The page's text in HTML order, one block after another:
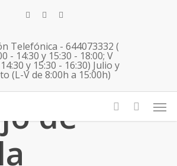
twitterfacebookinstagram
Telefónica - 644073332 (
- 14:30 y 15:30 - 18:00; V
y 15:30 - 16:30) Julio y
(L-V de 8:00h a 15:00h)
account
de